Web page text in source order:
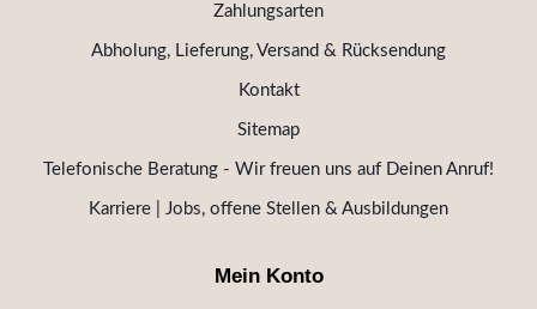
Zahlungsarten
Abholung, Lieferung, Versand & Rücksendung
Kontakt
Sitemap
Telefonische Beratung - Wir freuen uns auf Deinen Anruf!
Karriere | Jobs, offene Stellen & Ausbildungen
Mein Konto